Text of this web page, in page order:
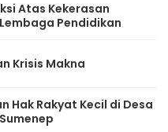
Atas Kekerasan
Pendidikan
Krisis Makna
Hak Rakyat Kecil di Desa